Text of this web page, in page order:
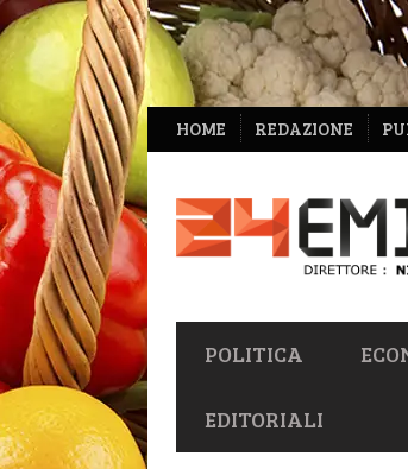
NAVIGAZIONE
SECONDARIA
HOME REDAZIONE
NAVIGAZIONE
PRIMARIA
POLITICA
EDITORIALI